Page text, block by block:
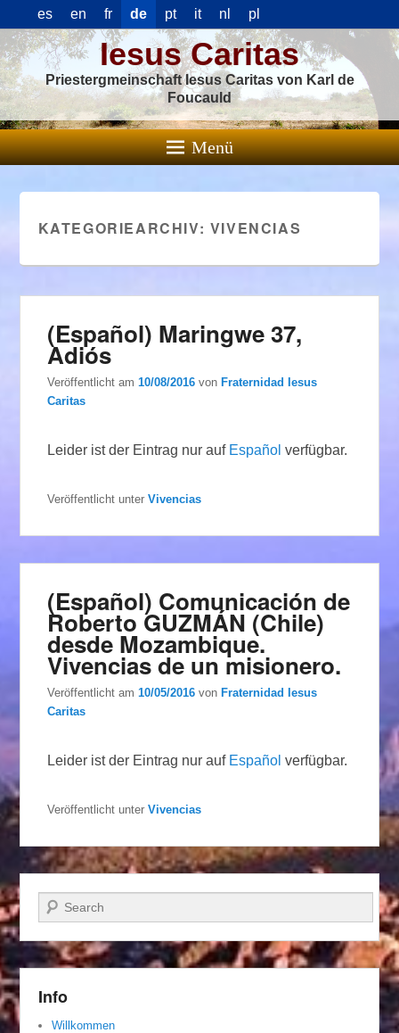
es en fr de pt it nl pl
Iesus Caritas
Priestergmeinschaft Iesus Caritas von Karl de
Foucauld
Menü
KATEGORIEARCHIV: VIVENCIAS
(Español) Maringwe 37,
Adiós
Veröffentlicht am10/08/2016 von Fraternidad Iesus
Caritas
Leider ist der Eintrag nur auf Español verfügbar.
Veröffentlicht unter Vivencias
(Español) Comunicación de
Roberto GUZMÁN (Chile)
desde Mozambique.
Vivencias de un misionero.
Veröffentlicht am10/05/2016 vonFraternidad Iesus
Caritas
Leider ist der Eintrag nur auf Español verfügbar.
Veröffentlicht unter Vivencias
Suchen
Info
Willkommen